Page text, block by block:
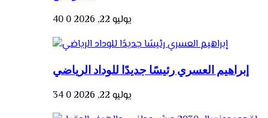
يوليو 22, 2026 0
40
إبراهيم العسري رئيسًا جديدًا للوداد الرياضي
يوليو 22, 2026 0
34